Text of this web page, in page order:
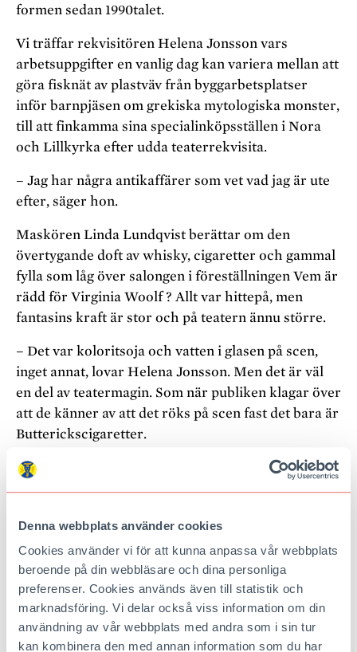
Denna webbplats använder cookies
Cookies använder vi för att kunna anpassa vår webbplats
beroende på din webbläsare och dina personliga
preferenser. Cookies används även till statistik och
marknadsföring. Vi delar också viss information om din
användning av vår webbplats med andra som i sin tur
kan kombinera den med annan information som du har
formen sedan 1990­talet.
Vi träffar rekvisitören Helena Jonsson vars
arbetsupp­gifter en vanlig dag kan variera mellan att
göra fisknät av plastväv från byggarbetsplatser
inför barnpjäsen om grekis­ka mytologiska monster,
till att finkamma sina special­in­köpsställen i Nora
och Lillkyrka efter udda teaterrekvisita.
– Jag har några antikaffärer som vet vad jag är ute
efter, säger hon.
Maskören Linda Lundqvist berättar om den
övertygande doft av whisky, cigaretter och gammal
fylla som låg över salongen i föreställningen Vem är
rädd för Virginia Woolf ? Allt var hittepå, men
fantasins kraft är stor och på teatern ännu större.
– Det var koloritsoja och vatten i glasen på scen,
inget annat, lovar Helena Jonsson. Men det är väl
en del av teater­magin. Som när publiken klagar över
att de känner av att det röks på scen fast det bara är
Buttericks­cigaretter.
På kostymavdelningen hittar vi Susanne Prihm. När
vi är på plats arbetar hon med kostymer till
Vi fascineras av fuskpälsbyx­or med hovar och
glittriga tyger som hintar om fiskfjäll. På en
provdocka hänger ett antal specialinköpta lösbröst
redo att sys till en dräkt för skådespelaren Linus
Lindman.
– Jag har ju min skräddarbakgrund, säger Susanne.